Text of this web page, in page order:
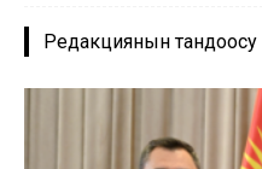
Редакциянын тандоосу